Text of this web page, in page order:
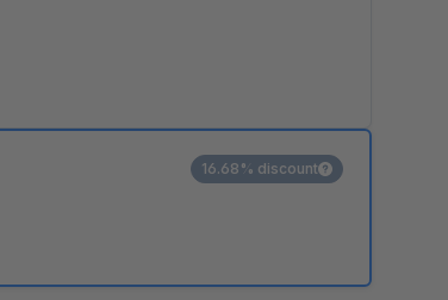
16.68% discount